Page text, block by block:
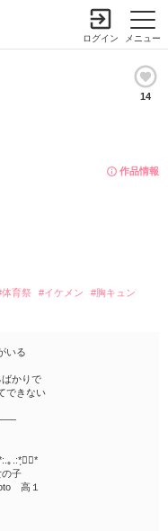
メニュー
ログイン
14
作品情報
体育祭 #イケメン
#胸キュン
いる
かりで
できない
――
｡.:*ฺ✤ฺ*
子
高１